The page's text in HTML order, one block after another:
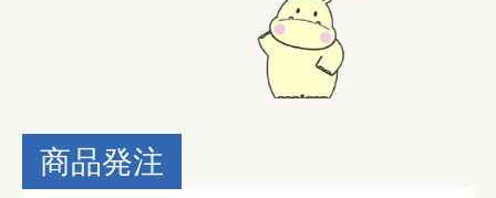
商品発注